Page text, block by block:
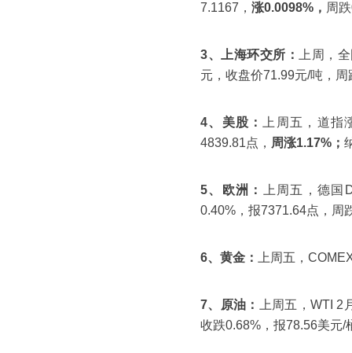
7.1167， 涨0.0098%， 周
3、上海环交所：
上周，
元，收盘价71.99元/吨，周
4、美股：
上周五，道指
4839.81点， 周涨1.17%；
5、欧洲：
上周五，德
0.40%，报7371.64点，周
6、黄金： 上周五，
7、原油：
上周五，WTI
收跌0.68%，报78.56美元/